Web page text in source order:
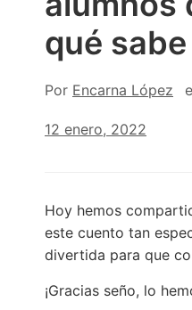
qué
Por Encarna López
12 enero, 2022
Hoy hemos
este cuento tan
divertida para que
¡Gracias seño, lo